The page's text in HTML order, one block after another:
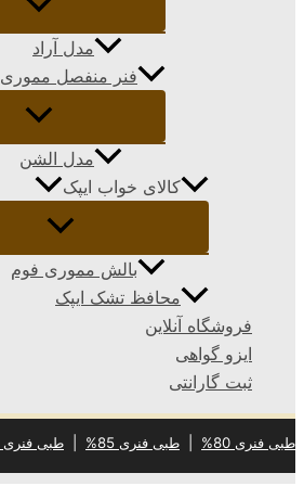
مدل آراد
فنر منفصل مموری
مدل الشن
کالای خواب ایپک
بالش مموری فوم
محافظ تشک ایپک
فروشگاه آنلاین
ایزو گواهی
ثبت گارانتی
طبی فنری 80% طبی فنری 85% طبی فنری 90%